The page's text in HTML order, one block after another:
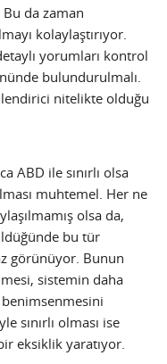
da zaman
kolaylaştırıyor.
yorumları kontrol
bulundurulmalı.
nitelikte olduğu
ABD ile sınırlı olsa
muhtemel. Her ne
olsa da,
bu tür
görünüyor. Bunun
sistemin daha
benimsenmesini
sınırlı olması ise
eksiklik yaratıyor.